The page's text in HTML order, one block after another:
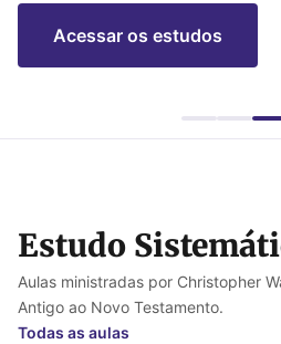
Estudo
Aulas ministradas por Christopher
Antigo ao Novo Testamento.
Todas as aulas